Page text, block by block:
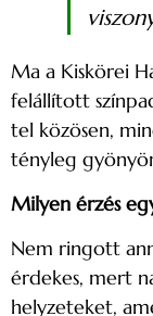
Ma a Kiskörei
felállított
tel közösen,
tényleg
Milyen érzés
Nem ringott
érdekes, mert
helyzeteket,